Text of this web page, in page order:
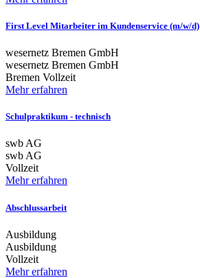
First Level Mitarbeiter im Kundenservice (m/w/d)
wesernetz Bremen GmbH
wesernetz Bremen GmbH
Bremen Vollzeit
Mehr erfahren
Schulpraktikum - technisch
swb AG
swb AG
Vollzeit
Mehr erfahren
Abschlussarbeit
Ausbildung
Ausbildung
Vollzeit
Mehr erfahren